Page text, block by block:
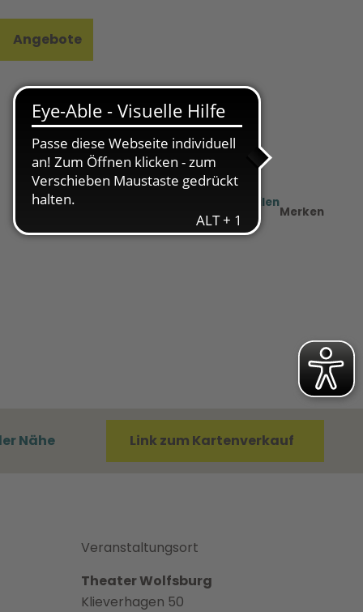
Angebote
PDF
Teilen
Merken
Nähe Link zum Kartenverkauf
Veranstaltungsort
Theater Wolfsburg
Klieverhagen 50